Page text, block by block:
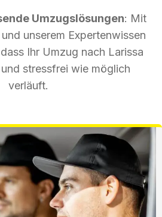
Umzugslösungen: Mit
unserem Expertenwissen
Ihr Umzug nach Larissa
stressfrei wie möglich
verläuft.